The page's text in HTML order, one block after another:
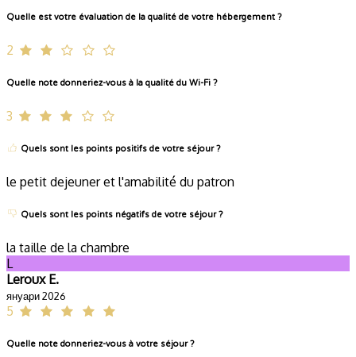
Quelle est votre évaluation de la qualité de votre hébergement ?
2
Quelle note donneriez-vous à la qualité du Wi-Fi ?
3
Quels sont les points positifs de votre séjour ?
le petit dejeuner et l'amabilité du patron
Quels sont les points négatifs de votre séjour ?
la taille de la chambre
L
Leroux E.
януари 2026
5
Quelle note donneriez-vous à votre séjour ?